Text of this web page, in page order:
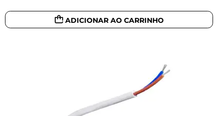
ADICIONAR AO CARRINHO